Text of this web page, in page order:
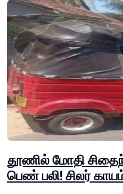
தூணில் மோதி
பெண் பலி! சிலர்